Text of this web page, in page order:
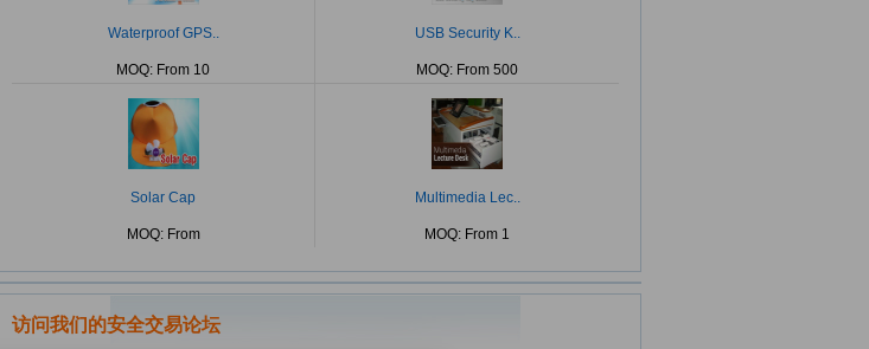
Waterproof GPS..
MOQ: From 10
USB Security K..
MOQ: From 500
Solar Cap
MOQ: From
Multimedia Lec..
MOQ: From 1
访问我们的安全交易论坛